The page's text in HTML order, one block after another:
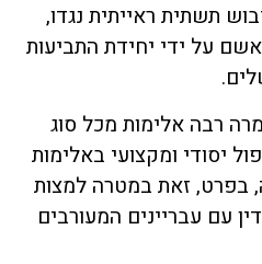
תשתית ראייתית נגדו,
על ידי יחידת התביעות
רבה אלימות מכל סוג
יסודי ומקצועי באלימות
בפרט, זאת במטרה למצות
עם עבריינים המעורבים